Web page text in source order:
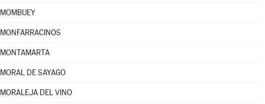
MOMBUEY
MONFARRACINOS
MONTAMARTA
MORAL DE SAYAGO
MORALEJA DEL VINO